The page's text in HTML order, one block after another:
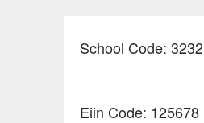
School Code: 3232
Eiin Code: 125678